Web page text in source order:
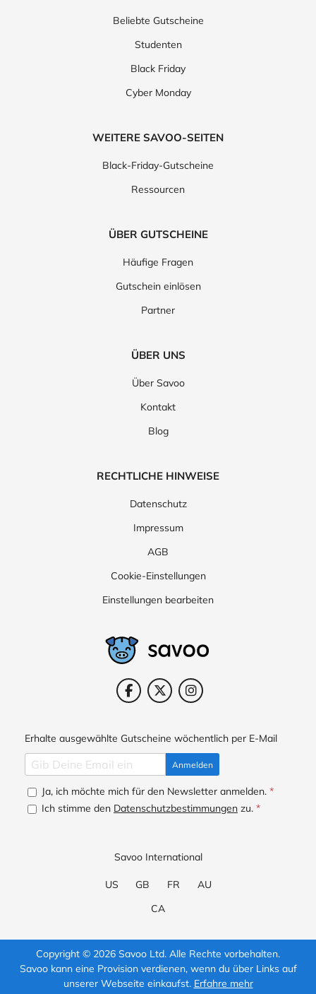
Beliebte Gutscheine
Studenten
Black Friday
Cyber Monday
WEITERE SAVOO-SEITEN
Black-Friday-Gutscheine
Ressourcen
ÜBER GUTSCHEINE
Häufige Fragen
Gutschein einlösen
Partner
ÜBER UNS
Über Savoo
Kontakt
Blog
RECHTLICHE HINWEISE
Datenschutz
Impressum
AGB
Cookie-Einstellungen
Einstellungen bearbeiten
Erhalte ausgewählte Gutscheine wöchentlich per E-Mail
Anmelden
Ja, ich möchte mich für den Newsletter anmelden. *
Ich stimme den Datenschutzbestimmungen zu. *
Savoo International
US GB FR
AU
CA
Copyright © 2026 Savoo Ltd. Alle Rechte vorbehalten.
Savoo kann eine Provision verdienen, wenn du über Links auf
unserer Webseite einkaufst. Erfahre mehr